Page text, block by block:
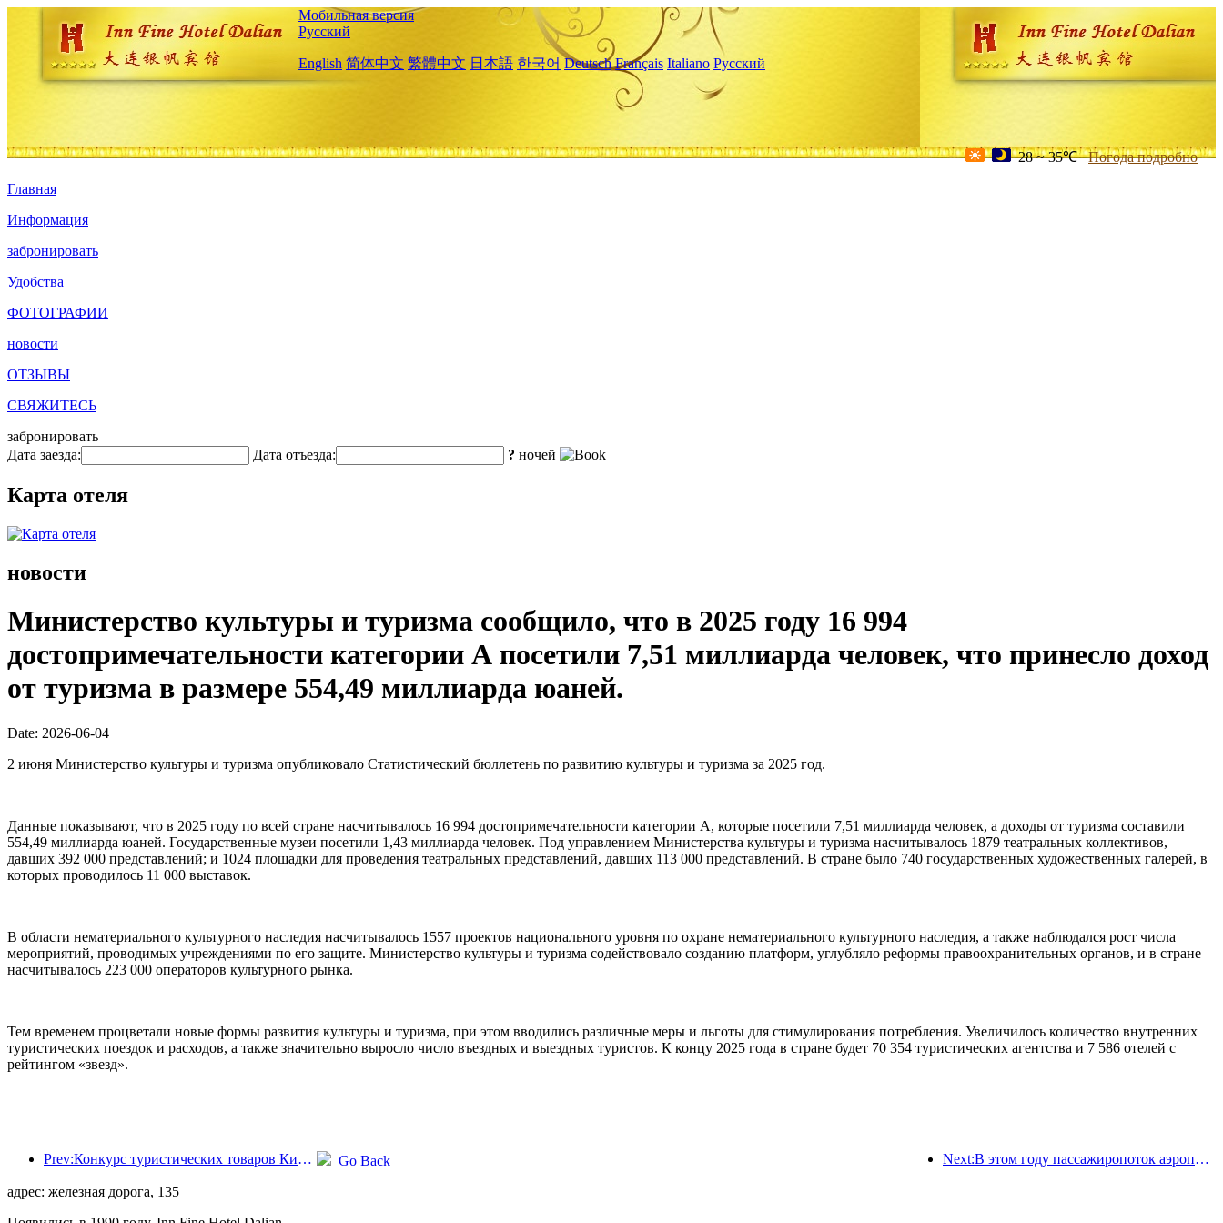
Мобильная версия
Русский
English 简体中文 繁體中文 日本語 한국어 Deutsch Français Italiano Русский
28 ~ 35℃ Погода подробно
Главная
Информация
забронировать
Удобства
ФОТОГРАФИИ
новости
ОТЗЫВЫ
СВЯЖИТЕСЬ
забронировать
Дата заезда:
Дата отъезда: ? ночей
Карта отеля
новости
Министерство культуры и туризма сообщило, что в 2025 году 16 994
достопримечательности категории А посетили 7,51 миллиарда человек, что принесло доход
от туризма в размере 554,49 миллиарда юаней.
Date: 2026-06-04
2 июня Министерство культуры и туризма опубликовало Статистический бюллетень по развитию культуры и туризма за 2025 год.
Данные показывают, что в 2025 году по всей стране насчитывалось 16 994 достопримечательности категории А, которые посетили 7,51 миллиарда человек, а доходы от туризма составили
554,49 миллиарда юаней. Государственные музеи посетили 1,43 миллиарда человек. Под управлением Министерства культуры и туризма насчитывалось 1879 театральных коллективов,
давших 392 000 представлений; и 1024 площадки для проведения театральных представлений, давших 113 000 представлений. В стране было 740 государственных художественных галерей, в
которых проводилось 11 000 выставок.
В области нематериального культурного наследия насчитывалось 1557 проектов национального уровня по охране нематериального культурного наследия, а также наблюдался рост числа
мероприятий, проводимых учреждениями по его защите. Министерство культуры и туризма содействовало созданию платформ, углубляло реформы правоохранительных органов, и в стране
насчитывалось 223 000 операторов культурного рынка.
Тем временем процветали новые формы развития культуры и туризма, при этом вводились различные меры и льготы для стимулирования потребления. Увеличилось количество внутренних
туристических поездок и расходов, а также значительно выросло число въездных и выездных туристов. К концу 2025 года в стране будет 70 354 туристических агентства и 7 586 отелей с
рейтингом «звезд».
Prev:Конкурс туристических товаров Китая успешно прошел в Сянтане (провинция Хунань). Next:В этом году пассажиропоток аэропорта Шэньчжэня превысил 3 миллиона человек, установив новый рекорд за аналогичный период.
Go Back
адрес: железная дорога, 135